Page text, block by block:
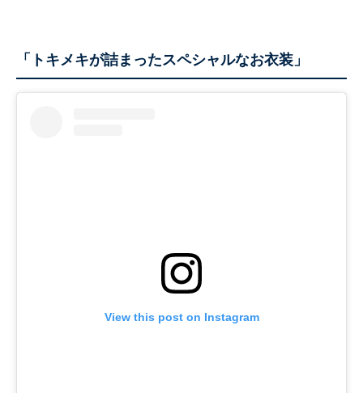
「トキメキが詰まったスペシャルなお衣装」
View this post on Instagram